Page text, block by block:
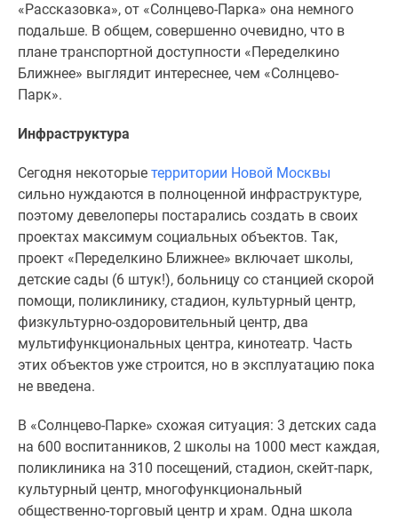
«Рассказовка», от «Солнцево-Парка» она немного
подальше. В общем, совершенно очевидно, что в
плане транспортной доступности «Переделкино
Ближнее» выглядит интереснее, чем «Солнцево-
Парк».
Инфраструктура
Сегодня некоторые территории Новой Москвы
сильно нуждаются в полноценной инфраструктуре,
поэтому девелоперы постарались создать в своих
проектах максимум социальных объектов. Так,
проект «Переделкино Ближнее» включает школы,
детские сады (6 штук!), больницу со станцией скорой
помощи, поликлинику, стадион, культурный центр,
физкультурно-оздоровительный центр, два
мультифункциональных центра, кинотеатр. Часть
этих объектов уже строится, но в эксплуатацию пока
не введена.
В «Солнцево-Парке» схожая ситуация: 3 детских сада
на 600 воспитанников, 2 школы на 1000 мест каждая,
поликлиника на 310 посещений, стадион, скейт-парк,
культурный центр, многофункциональный
общественно-торговый центр и храм. Одна школа